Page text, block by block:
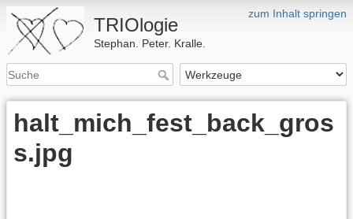
zum Inhalt springen
TRIOlogie
Stephan. Peter. Kralle.
halt_mich_fest_back_gros
s.jpg